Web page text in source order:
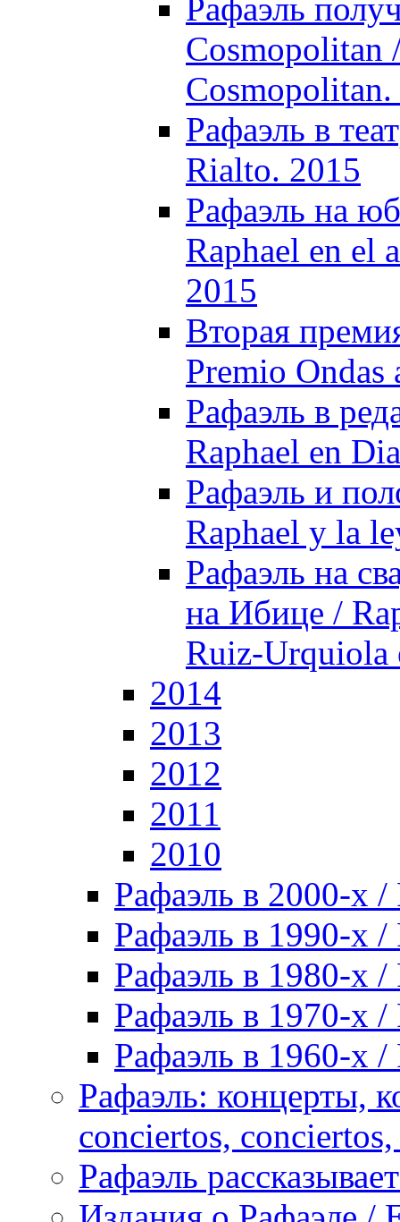
Рафаэль
Cosmopolitan
Рафаэль в
Rialto. 2015
Рафаэль на
Raphael en el
2015
Вторая
Premio Ondas
Рафаэль в
Raphael en
Рафаэль и
Raphael y la
Рафаэль на
на Ибице /
Ruiz-Urquiola
2014
2013
2012
2011
2010
Рафаэль в 2000-х /
Рафаэль в 1990-х /
Рафаэль в 1980-х /
Рафаэль в 1970-х /
Рафаэль в 1960-х /
Рафаэль: концерты,
conciertos,
Рафаэль